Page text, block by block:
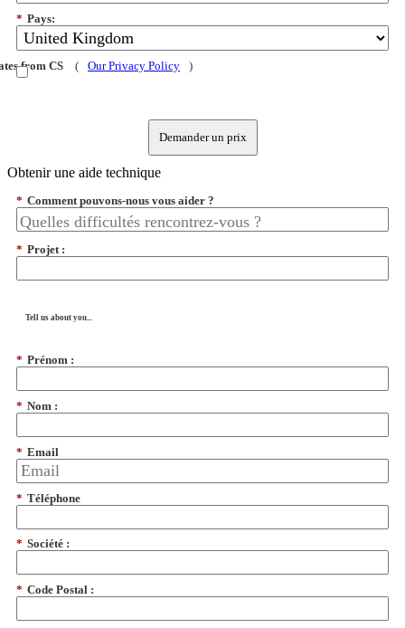
* Pays:
from CS ( Our Privacy Policy )
Demander un prix
Obtenir une aide technique
* Comment pouvons-nous vous aider ?
* Projet :
Tell us about you...
* Prénom :
* Nom :
* Email
* Téléphone
* Société :
* Code Postal :